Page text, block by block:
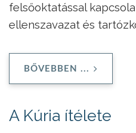
felsőoktatással
ellenszavazat és
BŐVEBBEN ...
A Kúria ítélete